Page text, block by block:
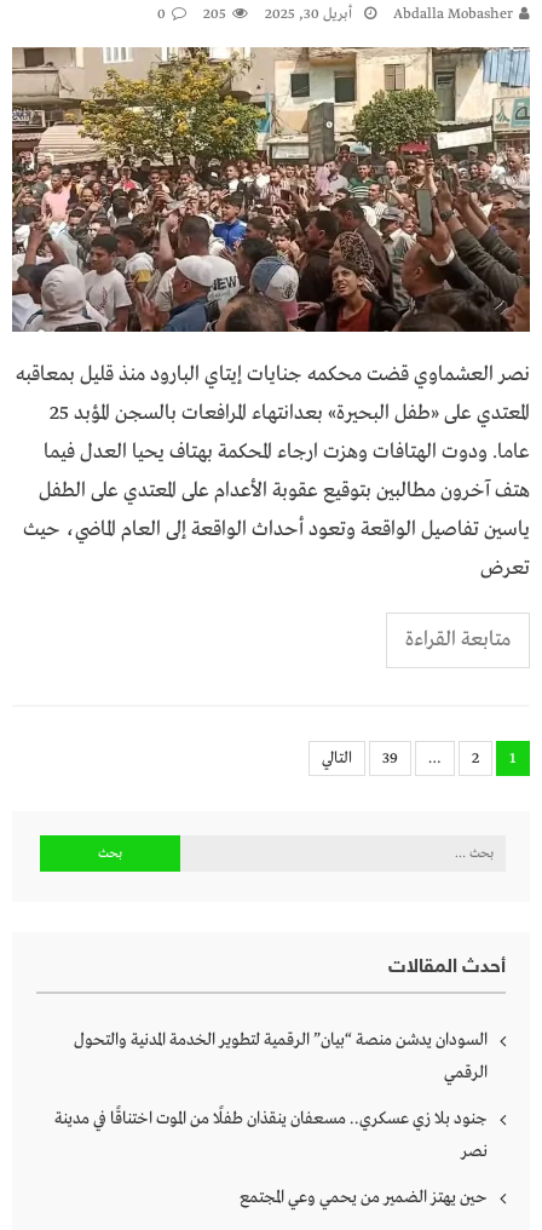
Abdalla Mobasher أبريل 30, 2025 205
0
نصر العشماوي قضت محكمه جنايات إيتاي البارود منذ قليل بمعاقبه
المعتدي على «طفل البحيرة» بعدانتهاء المرافعات بالسجن المؤبد 25
عاما. ودوت الهتافات وهزت ارجاء المحكمة بهتاف يحيا العدل فيما
هتف آخرون مطالبين بتوقيع عقوبة الأعدام على المعتدي على الطفل
ياسين تفاصيل الواقعة وتعود أحداث الواقعة إلى العام الماضي، حيث
تعرض
متابعة القراءة
تعدد
1
2
…
39 التالي
البحث
أحدث المقالات
السودان يدشن منصة “بيان” الرقمية لتطوير الخدمة المدنية والتحول
الرقمي
جنود بلا زي عسكري.. مسعفان ينقذان طفلًا من الموت اختناقًا في مدينة
نصر
حين يهتز الضمير من يحمي وعي المجتمع